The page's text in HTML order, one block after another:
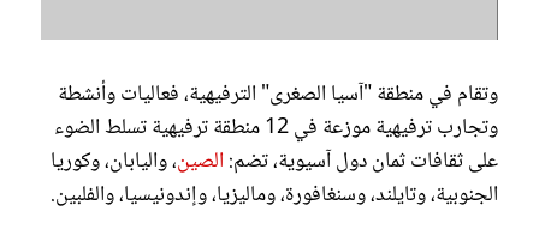
وتقام في منطقة "آسيا الصغرى" الترفيهية، فعاليات وأنشطة
وتجارب ترفيهية موزعة في 12 منطقة ترفيهية تسلط الضوء
على ثقافات ثمان دول آسيوية، تضم: الصين، واليابان، وكوريا
الجنوبية، وتايلند، وسنغافورة، وماليزيا، وإندونيسيا، والفلبين.